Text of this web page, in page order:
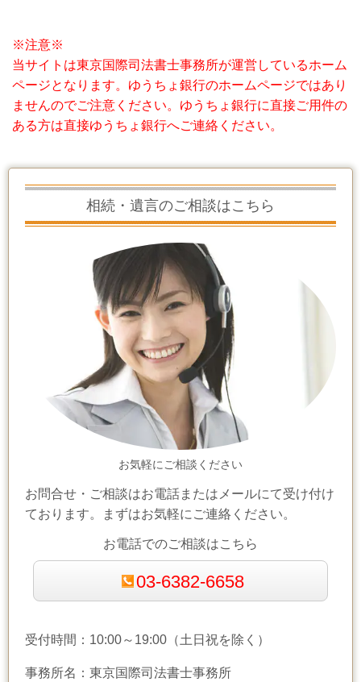
※注意※
当サイトは東京国際司法書士事務所が運営しているホーム
ページとなります。ゆうちょ銀行のホームページではあり
ませんのでご注意ください。ゆうちょ銀行に直接ご用件の
ある方は直接ゆうちょ銀行へご連絡ください。
相続・遺言のご相談はこちら
お気軽にご相談ください
お問合せ・ご相談はお電話またはメールにて受け付け
ております。まずはお気軽にご連絡ください。
お電話でのご相談はこちら
03-6382-6658
受付時間：10:00～19:00（土日祝を除く）
事務所名：東京国際司法書士事務所